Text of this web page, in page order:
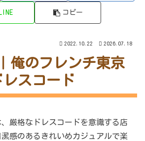
LINE コピー
2022.10.22 2026.07.18
俺のフレンチ東京
スコード
厳格なドレスコードを意識する店
感のあるきれいめカジュアルで楽